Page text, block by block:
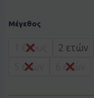
Μέγεθος
1 έτους 2 ετών
5 ετών
6 ετών
Ebita
ποσότητα